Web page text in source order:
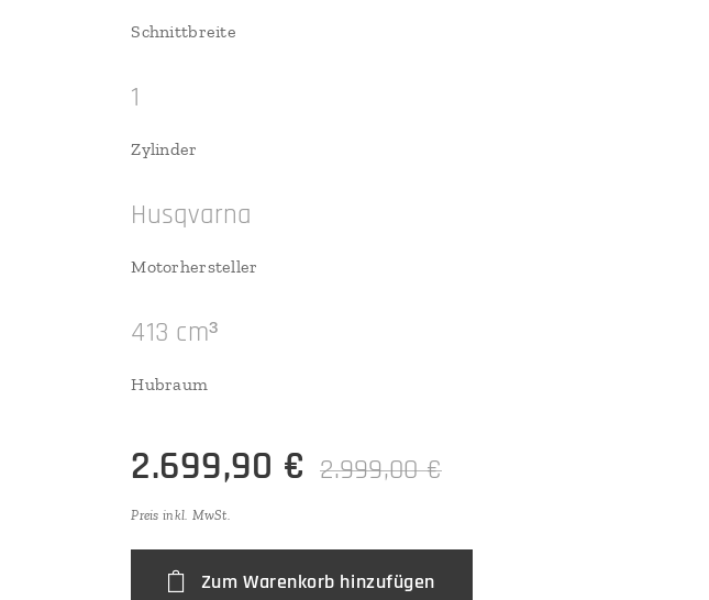
Schnittbreite
1
Zylinder
Husqvarna
Motorhersteller
413 cm³
Hubraum
2.699,90 € 2.999,00€
Preis inkl. MwSt.
Zum Warenkorb hinzufügen